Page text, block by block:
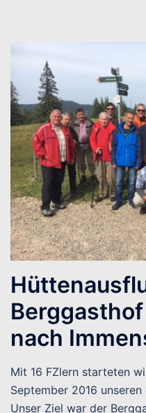
nach
Mit 16 FZlern starteten
September 2016
Unser Ziel war der